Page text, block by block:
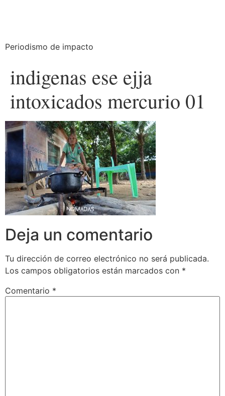
Periodismo de impacto
indigenas ese ejja
intoxicados mercurio 01
Deja un comentario
Tu dirección de correo electrónico no será publicada.
Los campos obligatorios están marcados con *
Comentario *